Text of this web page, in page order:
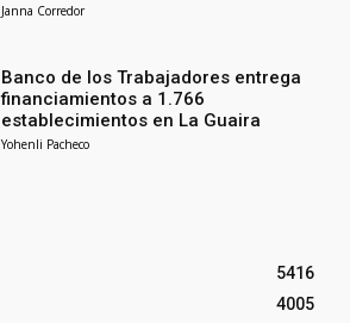
Janna Corredor
Banco de los Trabajadores entrega
financiamientos a 1.766
establecimientos en La Guaira
Yohenli Pacheco
5416
4005